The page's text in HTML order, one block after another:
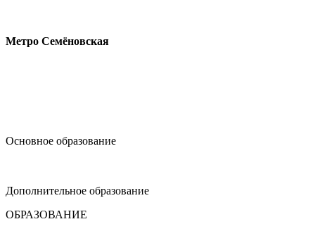
Метро Семёновская
Основное образование
Дополнительное образование
ОБРАЗОВАНИЕ